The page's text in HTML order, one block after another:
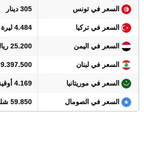
السعر في تونس 305 دينار
السعر في تركيا 4.484 ليرة
السعر في اليمن 25.200 ريال
السعر في لبنان 9.397.500 ليرة
السعر في موريتانيا 4.169 أوقية
السعر في الصومال 59.850 شلن